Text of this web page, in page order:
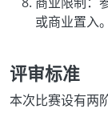
或商业置入。
评审标准
本次比赛设有两